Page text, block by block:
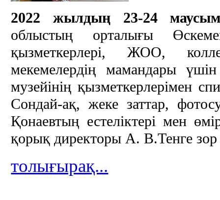
2022 жылдың 23-24
облыстың орталығы
қызметкерлері, ЖОО,
мекемелердің мамандары
музейінің қызметкерлерімен
Сондай-ақ, жеке заттар,
Қонаевтың естеліктері мен
қорық директоры А. В.Тенге зор
толығырақ...